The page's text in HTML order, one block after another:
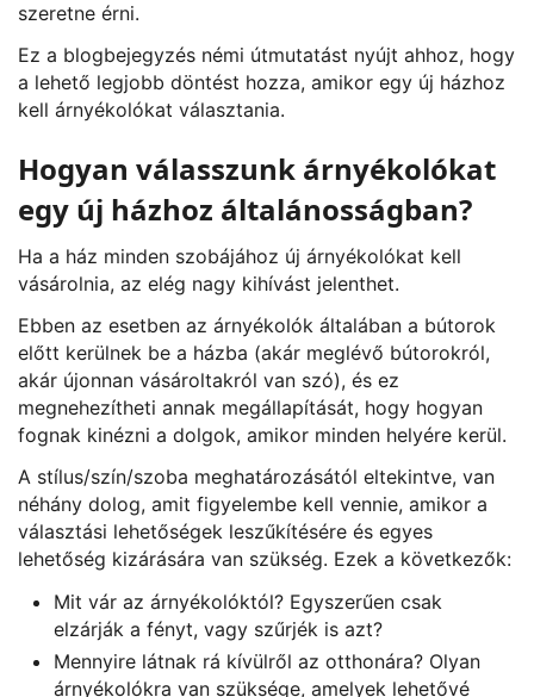
szeretne érni.
Ez a blogbejegyzés némi útmutatást nyújt ahhoz, hogy
a lehető legjobb döntést hozza, amikor egy új házhoz
kell árnyékolókat választania.
Hogyan válasszunk árnyékolókat
egy új házhoz általánosságban?
Ha a ház minden szobájához új árnyékolókat kell
vásárolnia, az elég nagy kihívást jelenthet.
Ebben az esetben az árnyékolók általában a bútorok
előtt kerülnek be a házba (akár meglévő bútorokról,
akár újonnan vásároltakról van szó), és ez
megnehezítheti annak megállapítását, hogy hogyan
fognak kinézni a dolgok, amikor minden helyére kerül.
A stílus/szín/szoba meghatározásától eltekintve, van
néhány dolog, amit figyelembe kell vennie, amikor a
választási lehetőségek leszűkítésére és egyes
lehetőség kizárására van szükség. Ezek a következők:
Mit vár az árnyékolóktól? Egyszerűen csak
elzárják a fényt, vagy szűrjék is azt?
Mennyire látnak rá kívülről az otthonára? Olyan
árnyékolókra van szüksége, amelyek lehetővé